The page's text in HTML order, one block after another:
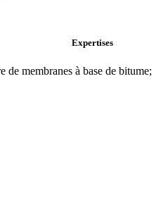
Expertises
de membranes à base de bitume;